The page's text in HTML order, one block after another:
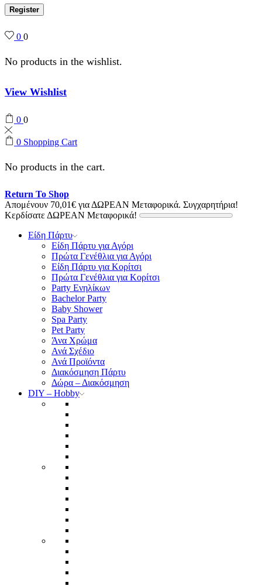
Register
0 0
No products in the wishlist.
View Wishlist
0 0
0 Shopping Cart
No products in the cart.
Return To Shop
Απομένουν 70,01€ για ΔΩΡΕΑΝ Μεταφορικά. Συγχαρητήρια!
Κερδίσατε ΔΩΡΕΑΝ Μεταφορικά!
Είδη Πάρτυ
Είδη Πάρτυ για Αγόρι
Πρώτα Γενέθλια για Αγόρι
Είδη Πάρτυ για Κορίτσι
Πρώτα Γενέθλια για Κορίτσι
Party Ενηλίκων
Bachelor Party
Baby Shower
Spa Party
Pet Party
Άνα Χρώμα
Ανά Σχέδιο
Ανά Προϊόντα
Διακόσμηση Πάρτυ
Δώρα – Διακόσμηση
DIY – Hobby